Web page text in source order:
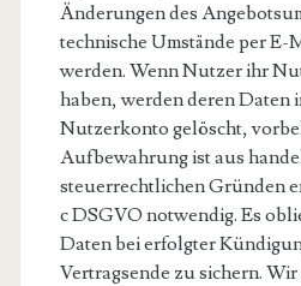
Änderungen des
technische Umstände per
werden. Wenn Nutzer ihr
haben, werden deren Daten
Nutzerkonto gelöscht,
Aufbewahrung ist aus
steuerrechtlichen Gründen
c DSGVO notwendig. Es
Daten bei erfolgter
Vertragsende zu sichern.